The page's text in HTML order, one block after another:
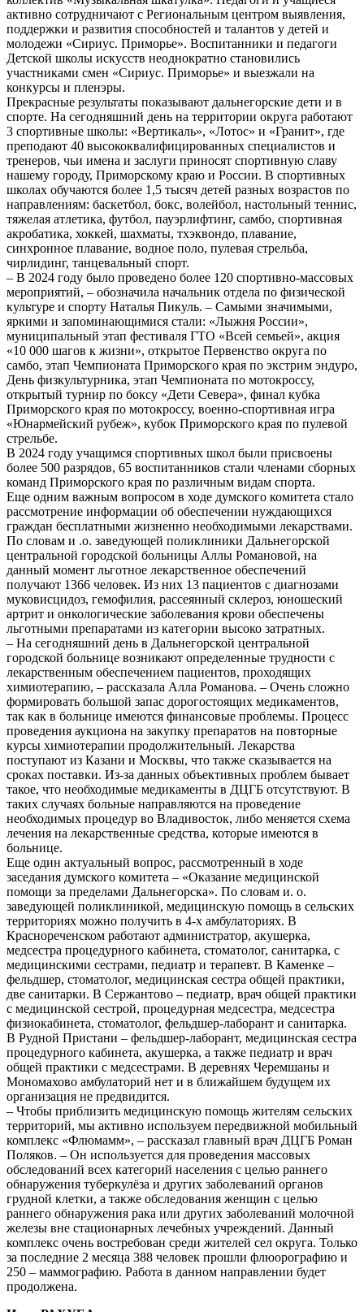
активно сотрудничают с Региональным центром выявления,
поддержки и развития способностей и талантов у детей и
молодежи «Сириус. Приморье». Воспитанники и педагоги
Детской школы искусств неоднократно становились
участниками смен «Сириус. Приморье» и выезжали на
конкурсы и пленэры.
Прекрасные результаты показывают дальнегорские дети и в
спорте. На сегодняшний день на территории округа работают
3 спортивные школы: «Вертикаль», «Лотос» и «Гранит», где
преподают 40 высококвалифицированных специалистов и
тренеров, чьи имена и заслуги приносят спортивную славу
нашему городу, Приморскому краю и России. В спортивных
школах обучаются более 1,5 тысяч детей разных возрастов по
направлениям: баскетбол, бокс, волейбол, настольный теннис,
тяжелая атлетика, футбол, пауэрлифтинг, самбо, спортивная
акробатика, хоккей, шахматы, тхэквондо, плавание,
синхронное плавание, водное поло, пулевая стрельба,
чирлидинг, танцевальный спорт.
– В 2024 году было проведено более 120 спортивно-массовых
мероприятий, – обозначила начальник отдела по физической
культуре и спорту Наталья Пикуль. – Самыми значимыми,
яркими и запоминающимися стали: «Лыжня России»,
муниципальный этап фестиваля ГТО «Всей семьей», акция
«10 000 шагов к жизни», открытое Первенство округа по
самбо, этап Чемпионата Приморского края по экстрим эндуро,
День физкультурника, этап Чемпионата по мотокроссу,
открытый турнир по боксу «Дети Севера», финал кубка
Приморского края по мотокроссу, военно-спортивная игра
«Юнармейский рубеж», кубок Приморского края по пулевой
стрельбе.
В 2024 году учащимся спортивных школ были присвоены
более 500 разрядов, 65 воспитанников стали членами сборных
команд Приморского края по различным видам спорта.
Еще одним важным вопросом в ходе думского комитета стало
рассмотрение информации об обеспечении нуждающихся
граждан бесплатными жизненно необходимыми лекарствами.
По словам и .о. заведующей поликлиники Дальнегорской
центральной городской больницы Аллы Романовой, на
данный момент льготное лекарственное обеспечений
получают 1366 человек. Из них 13 пациентов с диагнозами
муковисцидоз, гемофилия, рассеянный склероз, юношеский
артрит и онкологические заболевания крови обеспечены
льготными препаратами из категории высоко затратных.
– На сегодняшний день в Дальнегорской центральной
городской больнице возникают определенные трудности с
лекарственным обеспечением пациентов, проходящих
химиотерапию, – рассказала Алла Романова. – Очень сложно
формировать большой запас дорогостоящих медикаментов,
так как в больнице имеются финансовые проблемы. Процесс
проведения аукциона на закупку препаратов на повторные
курсы химиотерапии продолжительный. Лекарства
поступают из Казани и Москвы, что также сказывается на
сроках поставки. Из-за данных объективных проблем бывает
такое, что необходимые медикаменты в ДЦГБ отсутствуют. В
таких случаях больные направляются на проведение
необходимых процедур во Владивосток, либо меняется схема
лечения на лекарственные средства, которые имеются в
больнице.
Еще один актуальный вопрос, рассмотренный в ходе
заседания думского комитета – «Оказание медицинской
помощи за пределами Дальнегорска». По словам и. о.
заведующей поликлиникой, медицинскую помощь в сельских
территориях можно получить в 4-х амбулаториях. В
Краснореченском работают администратор, акушерка,
медсестра процедурного кабинета, стоматолог, санитарка, с
медицинскими сестрами, педиатр и терапевт. В Каменке –
фельдшер, стоматолог, медицинская сестра общей практики,
две санитарки. В Сержантово – педиатр, врач общей практики
с медицинской сестрой, процедурная медсестра, медсестра
физиокабинета, стоматолог, фельдшер-лаборант и санитарка.
В Рудной Пристани – фельдшер-лаборант, медицинская сестра
процедурного кабинета, акушерка, а также педиатр и врач
общей практики с медсестрами. В деревнях Черемшаны и
Мономахово амбулаторий нет и в ближайшем будущем их
организация не предвидится.
– Чтобы приблизить медицинскую помощь жителям сельских
территорий, мы активно используем передвижной мобильный
комплекс «Флюмамм», – рассказал главный врач ДЦГБ Роман
Поляков. – Он используется для проведения массовых
обследований всех категорий населения с целью раннего
обнаружения туберкулёза и других заболеваний органов
грудной клетки, а также обследования женщин с целью
раннего обнаружения рака или других заболеваний молочной
железы вне стационарных лечебных учреждений. Данный
комплекс очень востребован среди жителей сел округа. Только
за последние 2 месяца 388 человек прошли флюорографию и
250 – маммографию. Работа в данном направлении будет
продолжена.